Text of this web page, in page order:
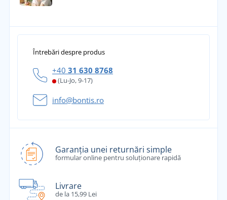
Întrebări despre produs
+40 31 630 8768
(Lu-Jo, 9-17)
info@bontis.ro
Garanția unei returnări simple
formular online pentru soluționare rapidă
Livrare
de la 15,99 Lei